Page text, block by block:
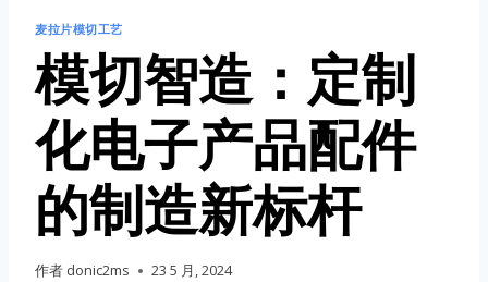
麦拉片模切工艺
模切智造：定制
化电子产品配件
的制造新标杆
作者 donic2ms 23 5 月, 2024